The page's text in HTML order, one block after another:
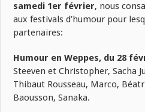
samedi 1er février, nous
aux festivals d’humour pour
partenaires:
Humour en Weppes, du 28
Steeven et Christopher, Sacha
Thibaut Rousseau, Marco,
Baousson, Sanaka.